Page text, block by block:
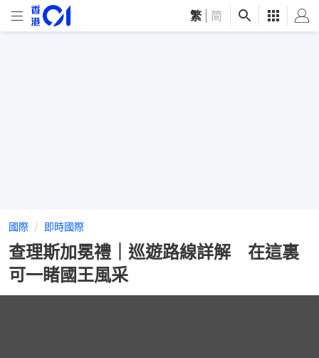
繁 简
國際 即時國際
查理斯加冕禮｜巡遊路線詳解 在這裏
可一睹國王風采